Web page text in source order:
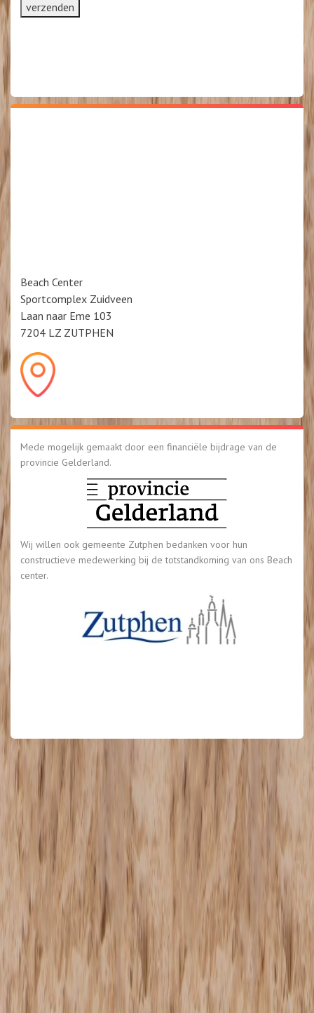
Beach Center
Sportcomplex Zuidveen
Laan naar Eme 103
7204 LZ ZUTPHEN
Mede mogelijk gemaakt door een financiële bijdrage van de
provincie Gelderland.
Wij willen ook gemeente Zutphen bedanken voor hun
constructieve medewerking bij de totstandkoming van ons Beach
center.